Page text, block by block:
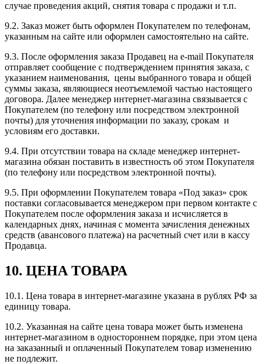
случае проведения акций, снятия товара с продажи и т.п.
9.2. Заказ может быть оформлен Покупателем по телефонам,
указанным на сайте или оформлен самостоятельно на сайте.
9.3. После оформления заказа Продавец на e-mail Покупателя
отправляет сообщение с подтверждением принятия заказа, с
указанием наименования, цены выбранного товара и общей
суммы заказа, являющиеся неотъемлемой частью настоящего
договора. Далее менеджер интернет-магазина связывается с
Покупателем (по телефону или посредством электронной
почты) для уточнения информации по заказу, срокам и
условиям его доставки.
9.4. При отсутствии товара на складе менеджер интернет-
магазина обязан поставить в известность об этом Покупателя
(по телефону или посредством электронной почты).
9.5. При оформлении Покупателем товара «Под заказ» срок
поставки согласовывается менеджером при первом контакте с
Покупателем после оформления заказа и исчисляется в
календарных днях, начиная с момента зачисления денежных
средств (авансового платежа) на расчетный счет или в кассу
Продавца.
10. ЦЕНА ТОВАРА
10.1. Цена товара в интернет-магазине указана в рублях РФ за
единицу товара.
10.2. Указанная на сайте цена товара может быть изменена
интернет-магазином в одностороннем порядке, при этом цена
на заказанный и оплаченный Покупателем товар изменению
не подлежит.